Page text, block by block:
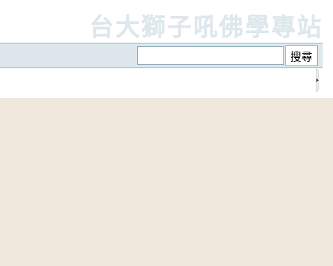
台大獅子吼佛學專站